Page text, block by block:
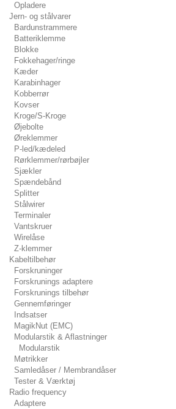
Opladere
Jern- og stålvarer
Bardunstrammere
Batteriklemme
Blokke
Fokkehager/ringe
Kæder
Karabinhager
Kobberrør
Kovser
Kroge/S-Kroge
Øjebolte
Øreklemmer
P-led/kædeled
Rørklemmer/rørbøjler
Sjækler
Spændebånd
Splitter
Stålwirer
Terminaler
Vantskruer
Wirelåse
Z-klemmer
Kabeltilbehør
Forskruninger
Forskrunings adaptere
Forskrunings tilbehør
Gennemføringer
Indsatser
MagikNut (EMC)
Modularstik & Aflastninger
Modularstik
Møtrikker
Samledåser / Membrandåser
Tester & Værktøj
Radio frequency
Adaptere